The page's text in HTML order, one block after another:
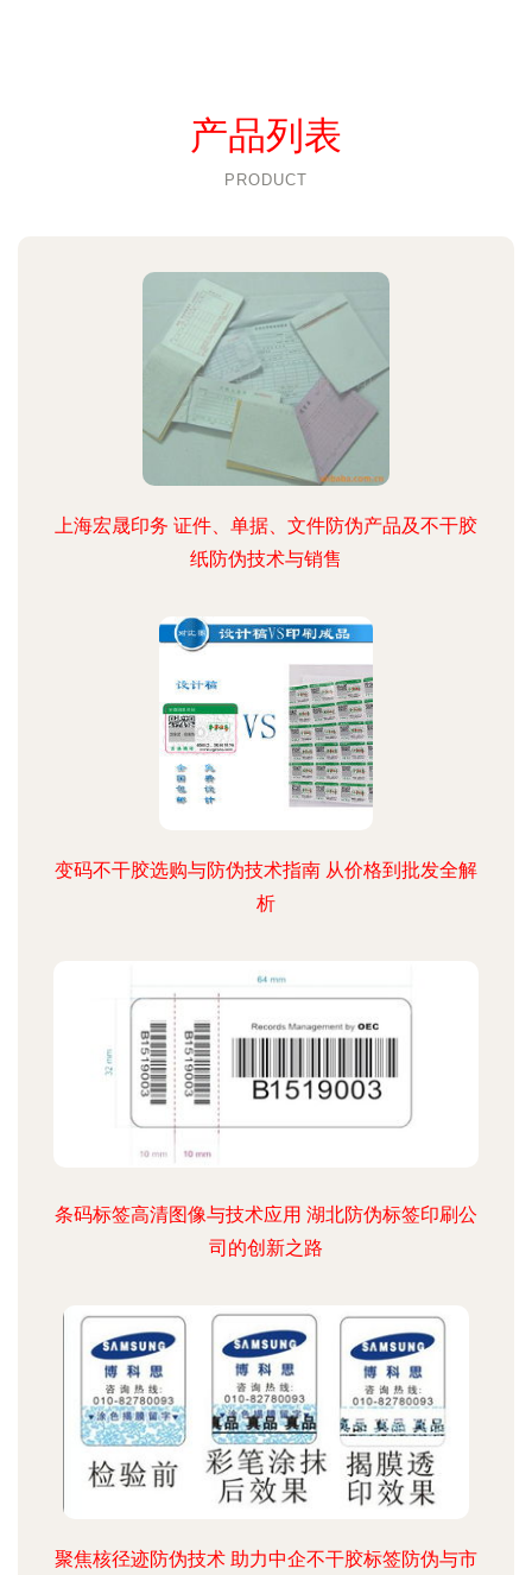
产品列表
PRODUCT
上海宏晟印务 证件、单据、文件防伪产品及不干胶
纸防伪技术与销售
变码不干胶选购与防伪技术指南 从价格到批发全解
析
条码标签高清图像与技术应用 湖北防伪标签印刷公
司的创新之路
聚焦核径迹防伪技术 助力中企不干胶标签防伪与市